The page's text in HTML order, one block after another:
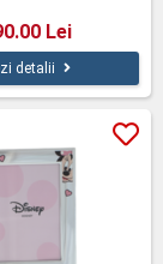
Lei
detalii